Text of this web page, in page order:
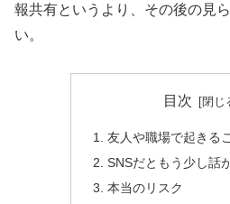
報共有というより、その後の見
い。
目次
友人や職場で起きる
SNSだともう少し話
本当のリスク